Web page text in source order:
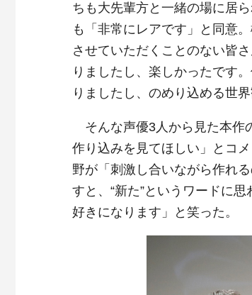
ちも大先輩方と一緒の場に居
も「非常にレアです」と同意
させていただくことのない皆
りましたし、楽しかったです
りましたし、のめり込める世
そんな声優3人から見た本作
作り込みを見てほしい」とコ
野が「刺激し合いながら作れ
すと、“新た”というワードに
好きになります」と笑った。